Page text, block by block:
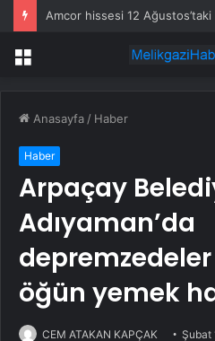
Menü
Anasayfa / Haber
Haber
Arpaçay
Adıyaman’da
öğün yemek
CEM ATAKAN KAPÇAK Şubat